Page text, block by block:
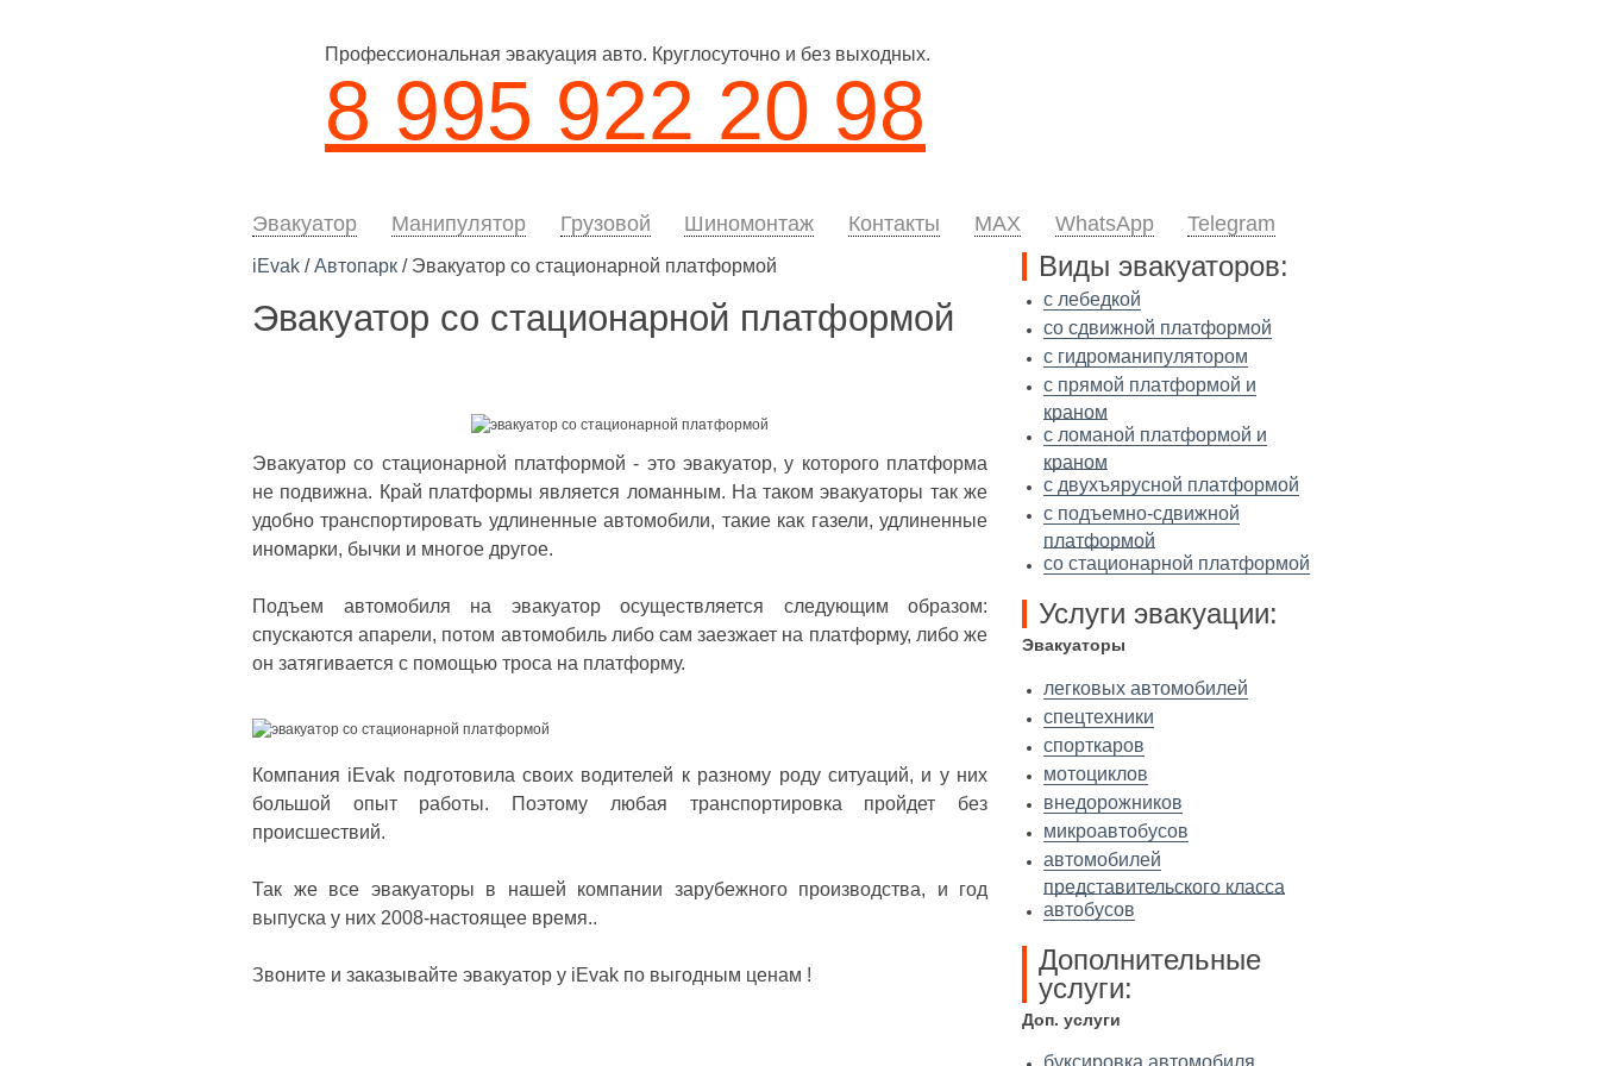
Профессиональная эвакуация авто. Круглосуточно и без выходных.
8 995 922 20 98
Эвакуатор Манипулятор Грузовой Шиномонтаж Контакты MAX WhatsApp Telegram
iEvak /Автопарк / Эвакуатор со стационарной платформой
Эвакуатор со стационарной платформой
Эвакуатор со стационарной платформой - это эвакуатор, у которого платформа
не подвижна. Край платформы является ломанным. На таком эвакуаторы так же
удобно транспортировать удлиненные автомобили, такие как газели, удлиненные
иномарки, бычки и многое другое.
Подъем автомобиля на эвакуатор осуществляется следующим образом:
спускаются апарели, потом автомобиль либо сам заезжает на платформу, либо же
он затягивается с помощью троса на платформу.
Компания iEvak подготовила своих водителей к разному роду ситуаций, и у них
большой опыт работы. Поэтому любая транспортировка пройдет без
происшествий.
Так же все эвакуаторы в нашей компании зарубежного производства, и год
выпуска у них 2008-настоящее время..
Звоните и заказывайте эвакуатор у iEvak по выгодным ценам !
Виды эвакуаторов:
с лебедкой
со сдвижной платформой
с гидроманипулятором
с прямой платформой и
краном
с ломаной платформой и
краном
с двухъярусной платформой
с подъемно-сдвижной
платформой
со стационарной платформой
Услуги эвакуации:
Эвакуаторы
легковых автомобилей
спецтехники
спорткаров
мотоциклов
внедорожников
микроавтобусов
автомобилей
представительского класса
автобусов
Дополнительные
услуги:
Доп. услуги